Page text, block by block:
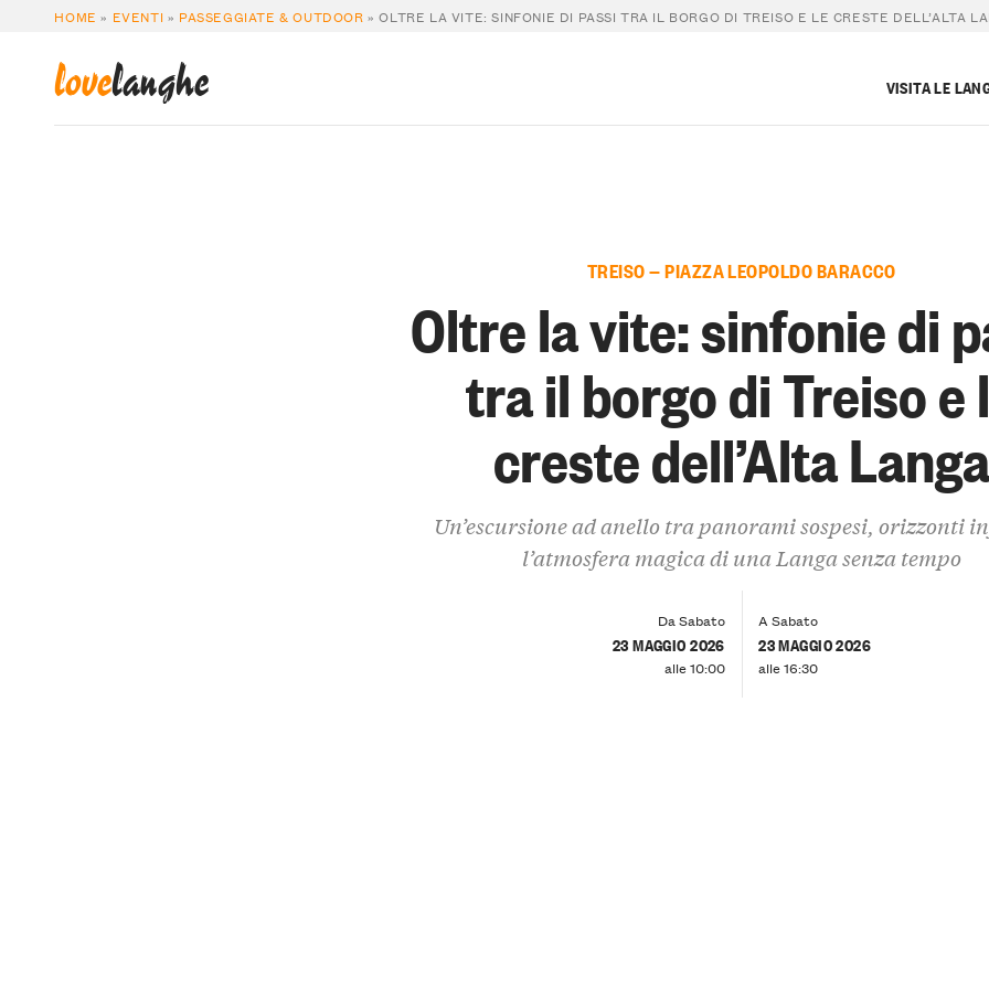
HOME » EVENTI » PASSEGGIATE & OUTDOOR »OLTRE LA VITE: SINFONIE DI PASSI TRA IL BORGO DI TREISO E LE CRESTE DELL’ALTA
lovelanghe VISITA LE
TREISO — PIAZZA LEOPOLDO BARACCO
Oltre la vite: sinfonie di
tra il borgo di Treiso e
creste dell’Alta Langa
Un’escursione ad anello tra panorami sospesi, orizzonti
l’atmosfera magica di una Langa senza tempo
Da Sabato
23 MAGGIO 2026
alle 10:00
A Sabato
23 MAGGIO 2026
alle 16:30